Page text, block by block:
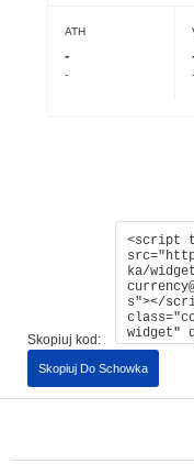
Skopiuj kod:
Skopiuj Do Schowka